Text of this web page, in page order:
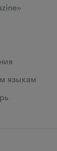
языкам